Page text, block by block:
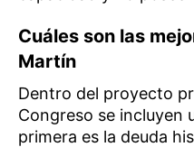
Cuáles son las
Martín
Dentro del proyecto
Congreso se incluyen
primera es la deuda